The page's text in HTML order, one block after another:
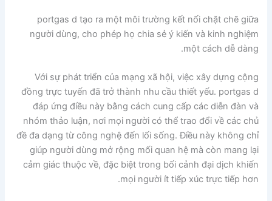
portgas d tạo ra một môi trường kết nối chặt chẽ giữa
người dùng, cho phép họ chia sẻ ý kiến và kinh nghiệm
một cách dễ dàng.
Với sự phát triển của mạng xã hội, việc xây dựng cộng
đồng trực tuyến đã trở thành nhu cầu thiết yếu. portgas d
đáp ứng điều này bằng cách cung cấp các diễn đàn và
nhóm thảo luận, nơi mọi người có thể trao đổi về các chủ
đề đa dạng từ công nghệ đến lối sống. Điều này không chỉ
giúp người dùng mở rộng mối quan hệ mà còn mang lại
cảm giác thuộc về, đặc biệt trong bối cảnh đại dịch khiến
mọi người ít tiếp xúc trực tiếp hơn.